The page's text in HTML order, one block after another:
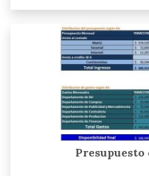
Presupuesto